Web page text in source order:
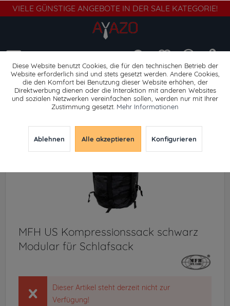
VIELE GÜNSTIGE ANGEBOTE IN DER SALE KATEGORIE!
Schlafsäcke
MFH US Kompressionssack schwarz
Modular für Schlafsack
Dieser Artikel steht derzeit nicht zur
Verfügung!
Diese Website benutzt Cookies, die für den technischen Betrieb der
Website erforderlich sind und stets gesetzt werden. Andere Cookies,
die den Komfort bei Benutzung dieser Website erhöhen, der
Direktwerbung dienen oder die Interaktion mit anderen Websites
und sozialen Netzwerken vereinfachen sollen, werden nur mit Ihrer
Zustimmung gesetzt. Mehr Informationen
Ablehnen Alle akzeptieren Konfigurieren